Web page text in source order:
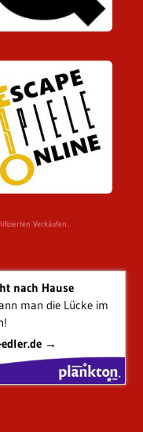
Verkäufen.
nach Hause
man die Lücke im
edler.de →